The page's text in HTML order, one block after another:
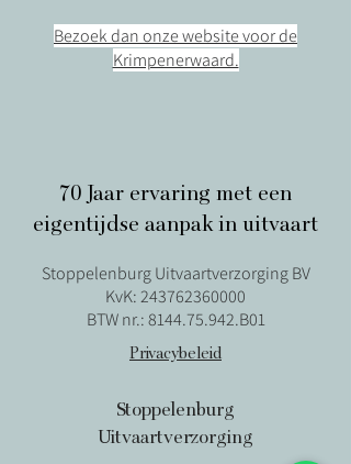
Bezoek dan onze website voor de
Krimpenerwaard.
70 Jaar ervaring met een
eigentijdse aanpak in uitvaart
Stoppelenburg Uitvaartverzorging BV
KvK:243762360000
BTW nr.:8144.75.942.B01
Privacybeleid
Stoppelenburg
Uitvaartverzorging